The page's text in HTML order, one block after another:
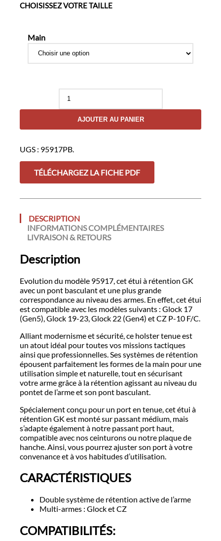
CHOISISSEZ VOTRE TAILLE
Main
quantité
Étui
Strium
Rétention
Pour
/
CZP10
AJOUTER AU PANIER
UGS : 95917PB.
TÉLÉCHARGEZ LA FICHE PDF
DESCRIPTION
INFORMATIONS COMPLÉMENTAIRES
LIVRAISON & RETOURS
Description
Evolution du modèle 95917, cet étui à rétention GK
avec un pont basculant et une plus grande
correspondance au niveau des armes. En effet, cet étui
est compatible avec les modèles suivants : Glock 17
(Gen5), Glock 19-23, Glock 22 (Gen4) et CZ P-10 F/C.
Alliant modernisme et sécurité, ce holster tenue est
un atout idéal pour toutes vos missions tactiques
ainsi que professionnelles. Ses systèmes de rétention
épousent parfaitement les formes de la main pour une
utilisation simple et naturelle, tout en sécurisant
votre arme grâce à la rétention agissant au niveau du
pontet de l’arme et son pont basculant.
Spécialement conçu pour un port en tenue, cet étui à
rétention GK est monté sur passant médium, mais
s’adapte également à notre passant port haut,
compatible avec nos ceinturons ou notre plaque de
hanche. Ainsi, vous pourrez ajuster son port à votre
convenance et à vos habitudes d’utilisation.
CARACTÉRISTIQUES
Double système de rétention active de l’arme
Multi-armes : Glock et CZ
COMPATIBILITÉS: